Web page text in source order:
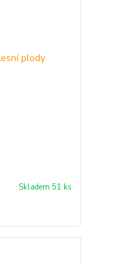
Skladem 51 ks